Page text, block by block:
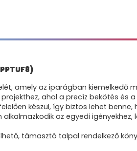
amely az iparágban
ahol a precíz bekötés és
készül, így biztos lehet
az egyedi
támasztó talpal rendelkező